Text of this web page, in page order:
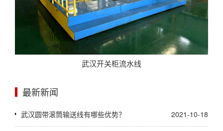
武汉开关柜流水线
最新新闻
武汉圆带滚筒输送线有哪些优势？ 2021-10-18